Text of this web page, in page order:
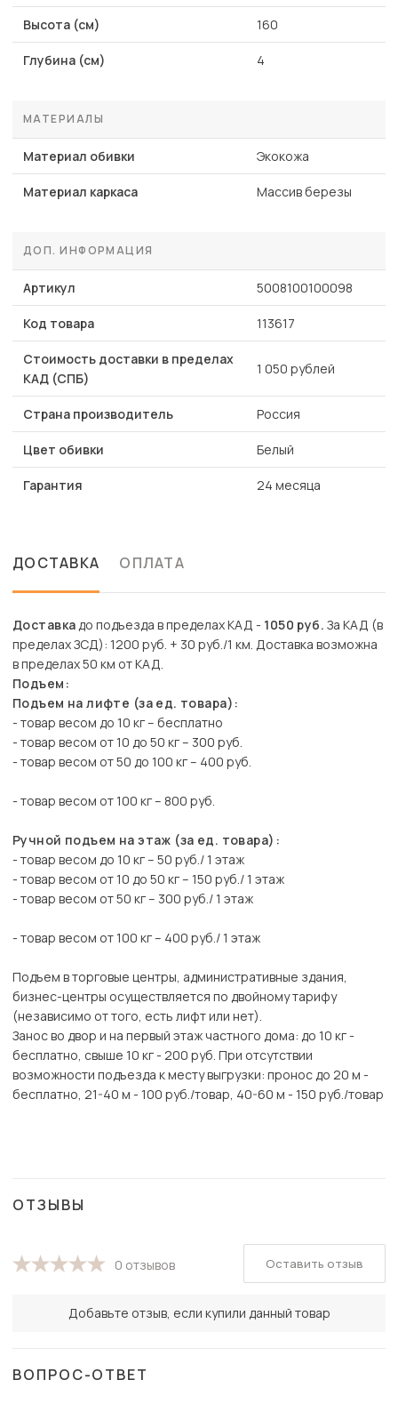
Высота (см) 160
Глубина (см) 4
МАТЕРИАЛЫ
Материал обивки Экокожа
Материал каркаса Массив березы
ДОП. ИНФОРМАЦИЯ
Артикул 5008100100098
Код товара 113617
Стоимость доставки в пределах
КАД (СПБ)
1 050 рублей
Страна производитель Россия
Цвет обивки Белый
Гарантия 24 месяца
ДОСТАВКА ОПЛАТА
Доставкадо подъезда в пределах КАД - 1050 руб. За КАД (в
пределах ЗСД): 1200 руб. + 30 руб./1 км. Доставка возможна
в пределах 50 км от КАД.
Подъем:
Подъем на лифте (за ед. товара):
- товар весом до 10 кг – бесплатно
- товар весом от 10 до 50 кг – 300 руб.
- товар весом от 50 до 100 кг – 400 руб.
- товар весом от 100 кг – 800 руб.
Ручной подъем на этаж (за ед. товара):
- товар весом до 10 кг – 50 руб./ 1 этаж
- товар весом от 10 до 50 кг – 150 руб./ 1 этаж
- товар весом от 50 кг – 300 руб./ 1 этаж
- товар весом от 100 кг – 400 руб./ 1 этаж
Подъем в торговые центры, административные здания,
бизнес-центры осуществляется по двойному тарифу
(независимо от того, есть лифт или нет).
Занос во двор и на первый этаж частного дома: до 10 кг -
бесплатно, свыше 10 кг - 200 руб. При отсутствии
возможности подъезда к месту выгрузки: пронос до 20 м -
бесплатно, 21-40 м - 100 руб./товар, 40-60 м - 150 руб./товар
ОТЗЫВЫ
0 отзывов
Добавьте отзыв, если купили данный товар
Оставить отзыв
ВОПРОС-ОТВЕТ